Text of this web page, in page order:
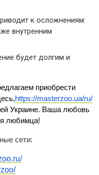
к осложнениям:
внутренним
будет долгим и
приобрести
https://masterzoo.ua/ru/
Украине. Ваша любовь
любимца!
сети: